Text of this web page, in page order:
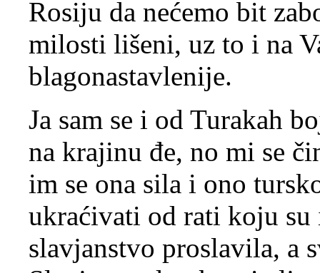
Rosiju da nećemo bit
milosti lišeni, uz to i na
blagonastavlenije.
Ja sam se i od Turakah
na krajinu đe, no mi se
im se ona sila i ono
ukraćivati od rati koju
slavjanstvo proslavila, a